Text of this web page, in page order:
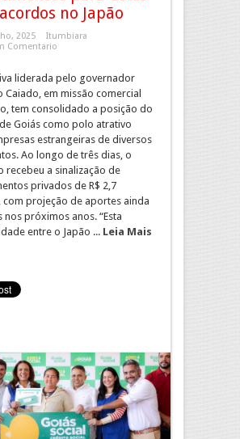
no Japão
2025
Itumbiara
Comentario
liderada pelo governador
Caiado, em missão comercial
tem consolidado a posição do
Goiás como polo atrativo
estrangeiras de diversos
Ao longo de três dias, o
recebeu a sinalização de
privados de R$ 2,7
com projeção de aportes ainda
nos próximos anos. “Esta
entre o Japão ... Leia Mais